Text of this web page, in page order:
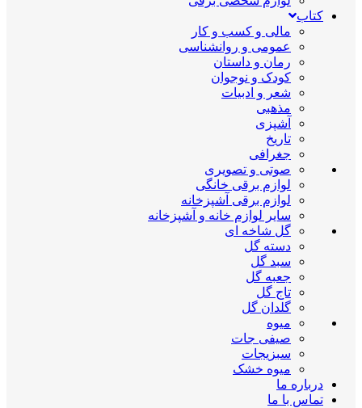
کتاب
مالی و کسب و کار
عمومی و روانشناسی
رمان و داستان
کودک و نوجوان
شعر و ادبیات
مذهبی
آشپزی
تاریخ
جغرافی
صوتی و تصویری
لوازم برقی خانگی
لوازم برقی آشپزخانه
سایر لوازم خانه و آشپزخانه
گل شاخه ای
دسته گل
سبد گل
جعبه گل
تاج گل
گلدان گل
میوه
صیفی جات
سبزیجات
میوه خشک
درباره ما
تماس با ما